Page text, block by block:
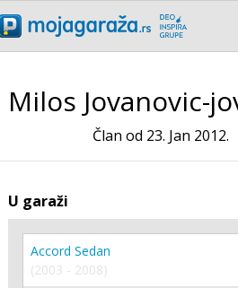
Milos Jovanovic-
Član od 23. Jan 2012.
U garaži
Accord Sedan
(2003 - 2008)